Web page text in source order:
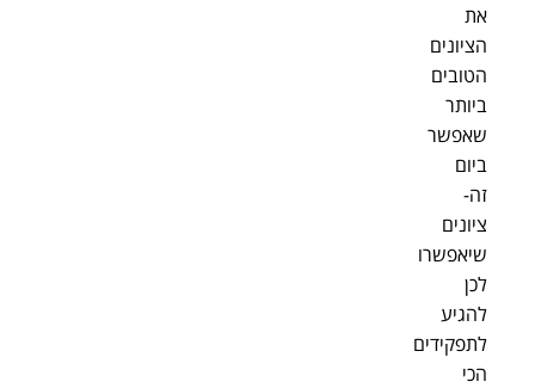
את
הציונים
הטובים
ביותר
שאפשר
ביום
זה-
ציונים
שיאפשרו
לכן
להגיע
לתפקידים
הכי